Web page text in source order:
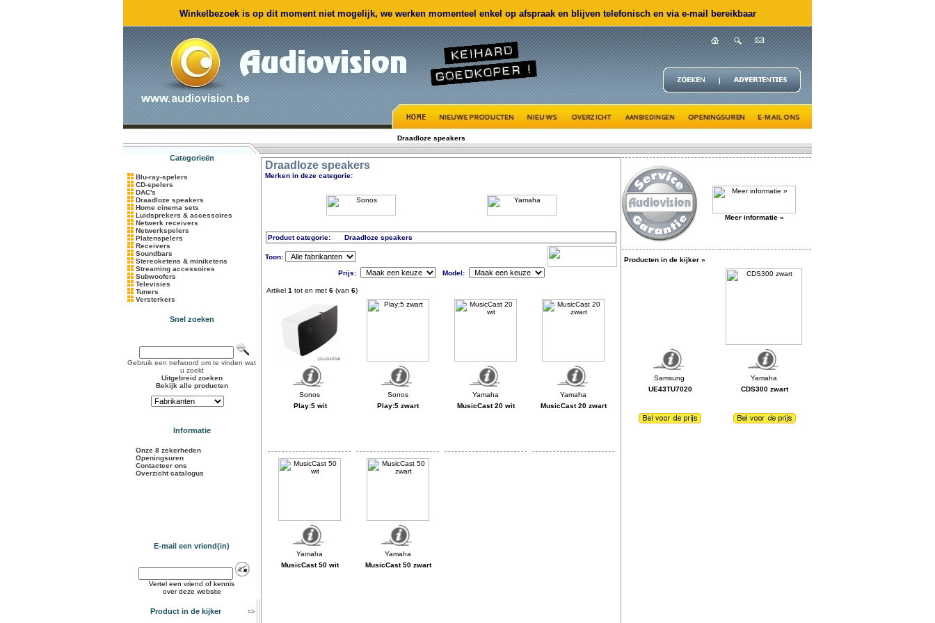
Winkelbezoek is op dit moment niet mogelijk, we werken momenteel enkel op afspraak en blijven telefonisch en via e-mail bereikbaar
Draadloze speakers
Categorieën
Blu-ray-spelers
CD-spelers
DAC's
Draadloze speakers
Home cinema sets
Luidsprekers & accessoires
Netwerk receivers
Netwerkspelers
Platenspelers
Receivers
Soundbars
Stereoketens & miniketens
Streaming accessoires
Subwoofers
Televisies
Tuners
Versterkers
Snel zoeken
Gebruik een trefwoord om te vinden wat
u zoekt
Uitgebreid zoeken
Bekijk alle producten
Informatie
Onze 8 zekerheden
Openingsuren
Contacteer ons
Overzicht catalogus
E-mail een vriend(in)
Vertel een vriend of kennis
over deze website
Product in de kijker
Draadloze speakers
Merken in deze categorie:
Product categorie: Draadloze speakers
Toon:
Prijs: Model:
Artikel 1 tot en met 6 (van 6)
Play:5 wit Play:5 zwart MusicCast 20 wit MusicCast 20 zwart
MusicCast 50 wit MusicCast 50 zwart
Meer informatie »
Producten in de kijker »
UE43TU7020 CDS300 zwart